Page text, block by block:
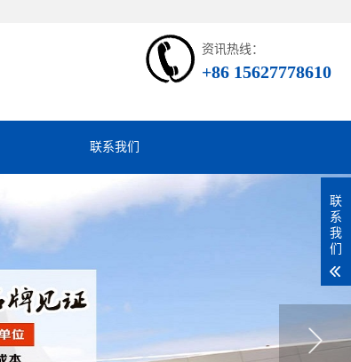
资讯热线：
+86 15627778610
联系我们
联
系
我
们